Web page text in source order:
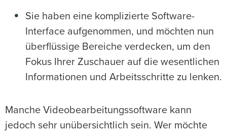
Sie haben eine komplizierte Software-
Interface aufgenommen, und möchten nun
überflüssige Bereiche verdecken, um den
Fokus Ihrer Zuschauer auf die wesentlichen
Informationen und Arbeitsschritte zu lenken.
Manche Videobearbeitungssoftware kann
jedoch sehr unübersichtlich sein. Wer möchte